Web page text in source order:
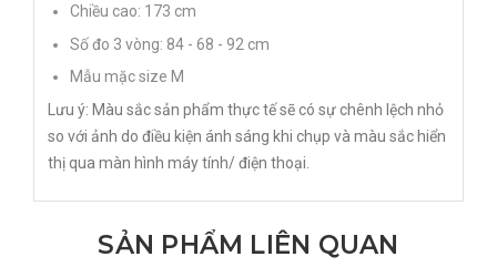
Chiều cao: 173 cm
Số đo 3 vòng: 84 - 68 - 92 cm
Mẫu mặc size M
Lưu ý: Màu sắc sản phẩm thực tế sẽ có sự chênh lệch nhỏ
so với ảnh do điều kiện ánh sáng khi chụp và màu sắc hiển
thị qua màn hình máy tính/ điện thoại.
SẢN PHẨM LIÊN QUAN